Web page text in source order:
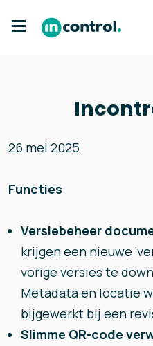
26 mei 2025
Functies
Versiebeheer
krijgen een nieuwe
vorige versies te
Metadata en locatie
bijgewerkt bij een
Slimme QR-code